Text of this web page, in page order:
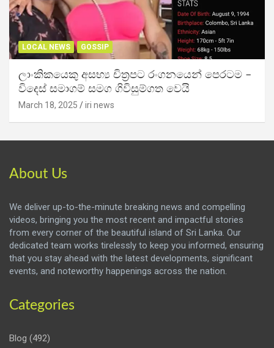
LOCAL NEWS GOSSIP
ලාංකිකයෙකු අසභ්‍ය චිත්‍රපට රංගනයෙන් පෙරටම –
විදෙස් සමාගම් සමග ගිවිසුම්ගත වෙයි
March 18, 2025 iri news
About Us
We deliver up-to-the-minute breaking news and compelling
videos, bringing you the most recent and impactful stories
from every corner of the beautiful island of Sri Lanka. Our
dedicated team works tirelessly to keep you informed, ensuring
that you stay ahead with the latest developments, significant
events, and noteworthy happenings across the nation.
Categories
Blog (492)